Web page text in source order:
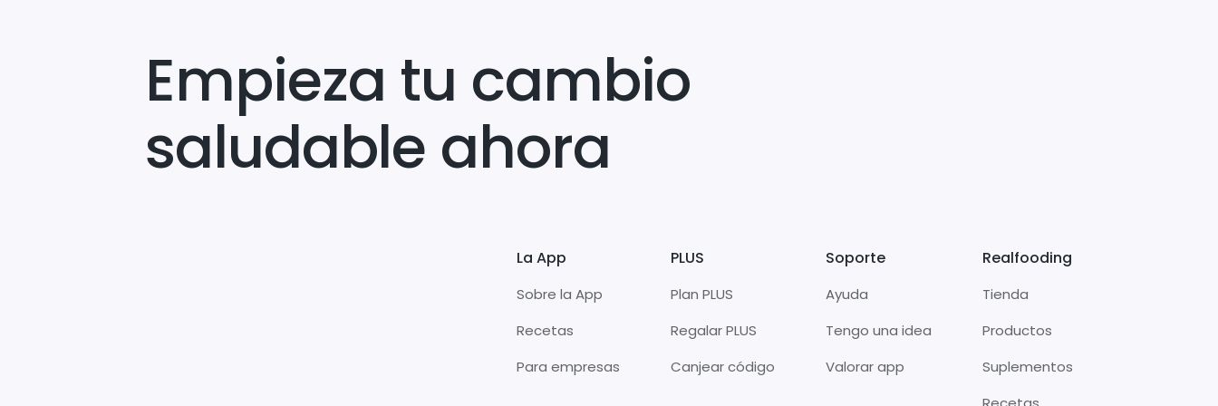
Empieza tu cambio
saludable ahora
La App
Sobre la App
Recetas
Para empresas
PLUS
Plan PLUS
Regalar PLUS
Canjear código
Soporte
Ayuda
Tengo una idea
Valorar app
Realfooding
Tienda
Productos
Suplementos